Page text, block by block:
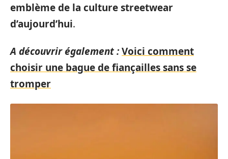
emblème de la culture streetwear
d’aujourd’hui.
A découvrir également :Voici comment
choisir une bague de fiançailles sans se
tromper